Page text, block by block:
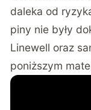
daleka od
piny nie były
Linewell oraz
poniższym